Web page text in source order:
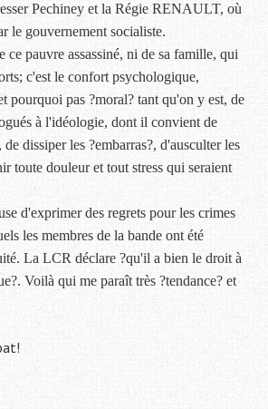
Pechiney et la Régie RENAULT, où
le gouvernement socialiste.
ce pauvre assassiné, ni de sa famille, qui
c'est le confort psychologique,
pourquoi pas ?moral? tant qu'on y est, de
à l'idéologie, dont il convient de
dissiper les ?embarras?, d'ausculter les
toute douleur et tout stress qui seraient
d'exprimer des regrets pour les crimes
les membres de la bande ont été
La LCR déclare ?qu'il a bien le droit à
Voilà qui me paraît très ?tendance? et